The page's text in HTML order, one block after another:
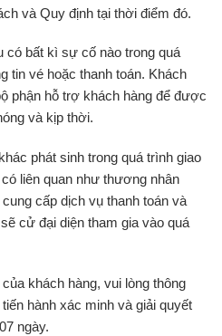
và Quy định tại thời điểm đó.
có bất kì sự cố nào trong quá
tin vé hoặc thanh toán. Khách
phận hỗ trợ khách hàng để được
và kịp thời.
phát sinh trong quá trình giao
liên quan như thương nhân
cấp dịch vụ thanh toán và
cử đại diện tham gia vào quá
khách hàng, vui lòng thông
hành xác minh và giải quyết
ngày.